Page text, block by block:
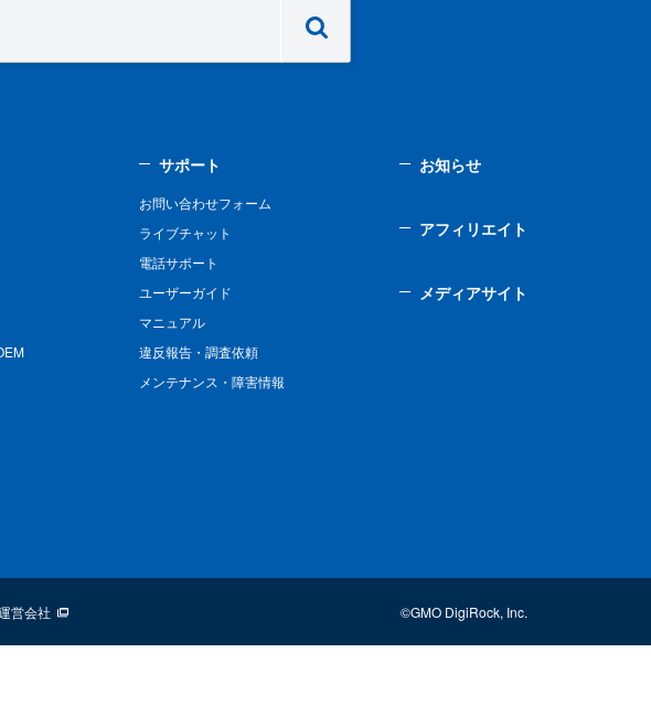
サポート
お問い合わせフォーム
ライブチャット
電話サポート
ユーザーガイド
マニュアル
違反報告・調査依頼
メンテナンス・障害情報
お知らせ
アフィリエイト
メディアサイト
営会社 ©GMO DigiRock, Inc.